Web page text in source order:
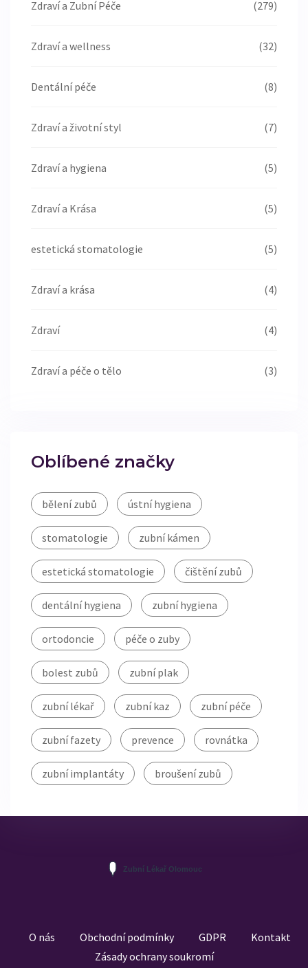
Zdraví a Zubní Péče (279)
Zdraví a wellness (32)
Dentální péče (8)
Zdraví a životní styl (7)
Zdraví a hygiena (5)
Zdraví a Krása (5)
estetická stomatologie (5)
Zdraví a krása (4)
Zdraví (4)
Zdraví a péče o tělo (3)
Oblíbené značky
bělení zubů ústní hygiena
stomatologie zubní kámen
estetická stomatologie čištění zubů
dentální hygiena zubní hygiena
ortodoncie péče o zuby
bolest zubů zubní plak
zubní lékař zubní kaz zubní péče
zubní fazety prevence rovnátka
zubní implantáty broušení zubů
O nás Obchodní podmínky GDPR
Kontakt
Zásady ochrany soukromí